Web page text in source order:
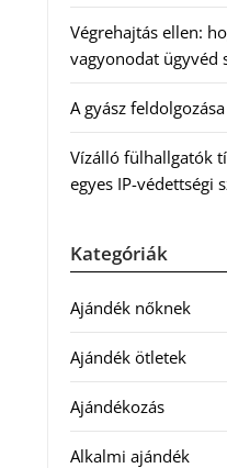
Végrehajtás ellen:
vagyonodat ügyvéd
A gyász
Vízálló fülhallgatók
egyes IP-védettségi
Kategóriák
Ajándék nőknek
Ajándék ötletek
Ajándékozás
Alkalmi ajándék